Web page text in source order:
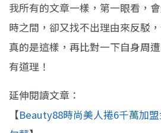
我所有的文章一樣，第一眼看，
時之間，卻又找不出理由來反駁
真的是這樣，再比對一下自身周
有道理！
延伸閱讀文章：
【Beauty88時尚美人捲6千萬加